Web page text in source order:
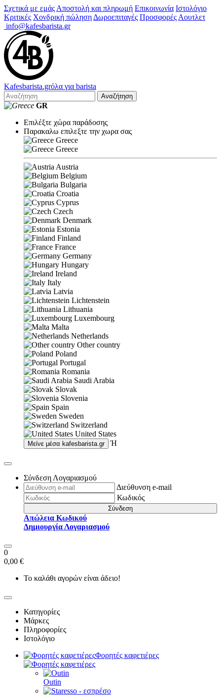
Σχετικά με εμάς Αποστολή και πληρωμή Επικοινωνία Ιστολόγιο
Κριτικές Χονδρική πώληση Δωροεπιταγές Προσφορές Αουτλετ
info@kafesbarista.gr
Kafesbarista.grόλα για barista
Αναζήτηση
GR
Επιλέξτε χώρα παράδοσης
Παρακαλω επιλεξτε την χωρα σας
Greece
Greece
Austria
Belgium
Bulgaria
Croatia
Cyprus
Czech
Denmark
Estonia
Finland
France
Germany
Hungary
Ireland
Italy
Latvia
Lichtenstein
Lithuania
Luxembourg
Malta
Netherlands
Other country
Poland
Portugal
Romania
Saudi Arabia
Slovak
Slovenia
Spain
Sweden
Switzerland
United States
Μείνε μέσα kafesbarista.gr Ή
Σύνδεση Λογαριασμού
Διεύθυνση e-mail
Κωδικός
Σύνδεση
Απώλεια Κωδικού
Δημιουργία Λογαριασμού
0
0,00 €
Το καλάθι αγορών είναι άδειο!
Κατηγορίες
Μάρκες
Πληροφορίες
Ιστολόγιο
Φορητές καφετιέρες
Outin